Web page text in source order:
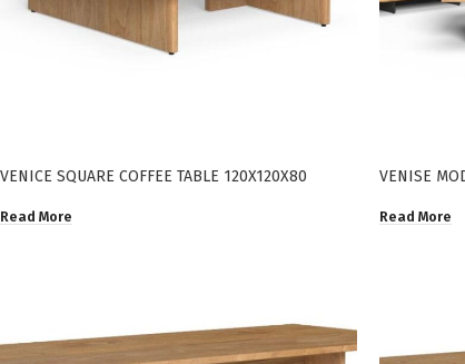
VENICE SQUARE COFFEE TABLE 120X120X80
Read More
VENISE
Read More